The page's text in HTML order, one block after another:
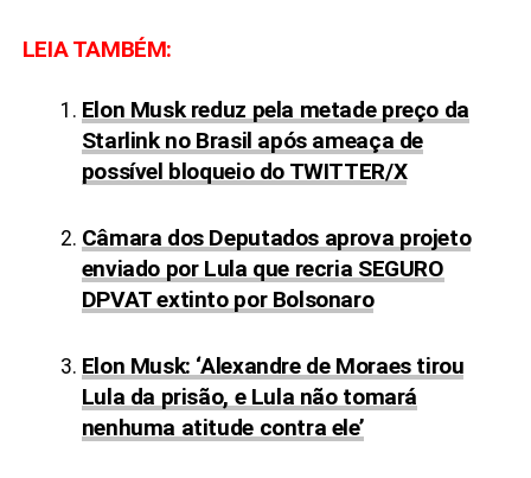
LEIA TAMBÉM:
Elon Musk reduz pela metade preço da
Starlink no Brasil após ameaça de
possível bloqueio do TWITTER/X
Câmara dos Deputados aprova projeto
enviado por Lula que recria SEGURO
DPVAT extinto por Bolsonaro
Elon Musk: ‘Alexandre de Moraes tirou
Lula da prisão, e Lula não tomará
nenhuma atitude contra ele’